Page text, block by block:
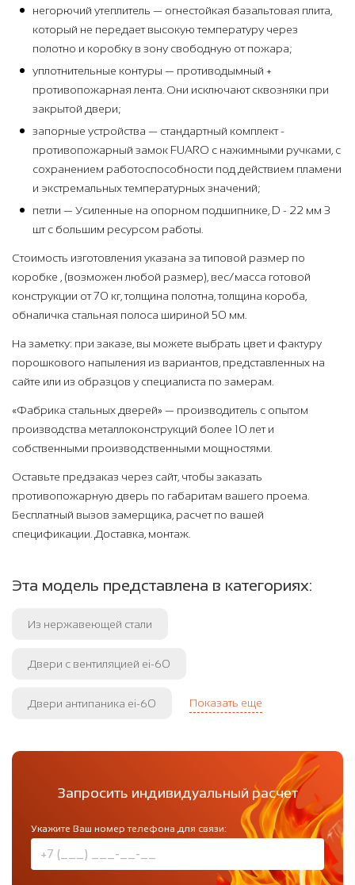
негорючий утеплитель — огнестойкая базальтовая плита,
который не передает высокую температуру через
полотно и коробку в зону свободную от пожара;
уплотнительные контуры — противодымный +
противопожарная лента. Они исключают сквозняки при
закрытой двери;
запорные устройства — стандартный комплект -
противопожарный замок FUARO с нажимными ручками, с
сохранением работоспособности под действием пламени
и экстремальных температурных значений;
петли — Усиленные на опорном подшипнике, D - 22 мм 3
шт с большим ресурсом работы.
Стоимость изготовления указана за типовой размер по
коробке , (возможен любой размер), вес/масса готовой
конструкции от 70 кг, толщина полотна, толщина короба,
обналичка стальная полоса шириной 50 мм.
На заметку: при заказе, вы можете выбрать цвет и фактуру
порошкового напыления из вариантов, представленных на
сайте или из образцов у специалиста по замерам.
«Фабрика стальных дверей» — производитель с опытом
производства металлоконструкций более 10 лет и
собственными производственными мощностями.
Оставьте предзаказ через сайт, чтобы заказать
противопожарную дверь по габаритам вашего проема.
Бесплатный вызов замерщика, расчет по вашей
спецификации. Доставка, монтаж.
Эта модель представлена в категориях:
Из нержавеющей стали
Двери с вентиляцией ei-60
Двери антипаника ei-60 Показать еще
Запросить индивидуальный расчет
Укажите Ваш номер телефона для связи: